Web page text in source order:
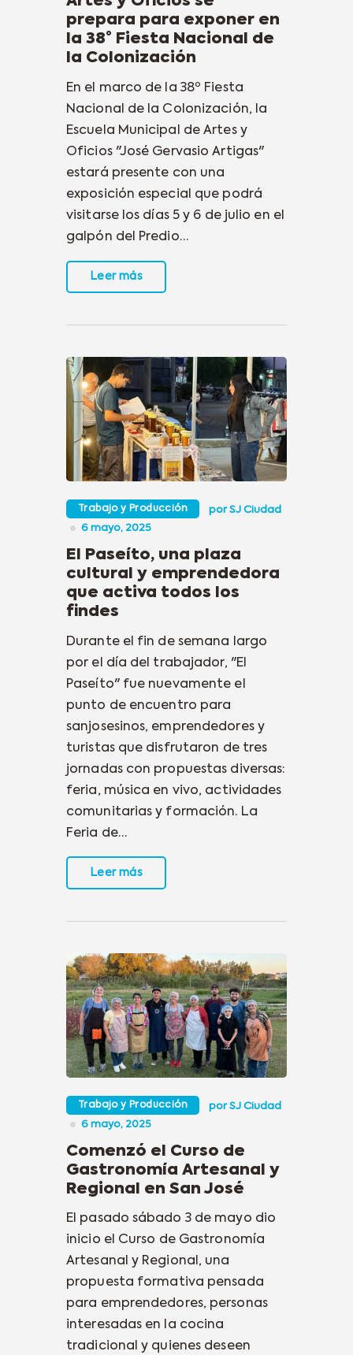
prepara para exponer en
la 38° Fiesta Nacional de
la Colonización
En el marco de la 38º Fiesta
Nacional de la Colonización, la
Escuela Municipal de Artes y
Oficios "José Gervasio Artigas"
estará presente con una
exposición especial que podrá
visitarse los días 5 y 6 de julio en el
galpón del Predio…
Leer más
Trabajo y Producción porSJ Ciudad
6 mayo, 2025
El Paseíto, una plaza
cultural y emprendedora
que activa todos los
findes
Durante el fin de semana largo
por el día del trabajador, "El
Paseíto" fue nuevamente el
punto de encuentro para
sanjosesinos, emprendedores y
turistas que disfrutaron de tres
jornadas con propuestas diversas:
feria, música en vivo, actividades
comunitarias y formación. La
Feria de…
Leer más
Trabajo y Producción porSJ Ciudad
6 mayo, 2025
Comenzó el Curso de
Gastronomía Artesanal y
Regional en San José
El pasado sábado 3 de mayo dio
inicio el Curso de Gastronomía
Artesanal y Regional, una
propuesta formativa pensada
para emprendedores, personas
interesadas en la cocina
tradicional y quienes deseen